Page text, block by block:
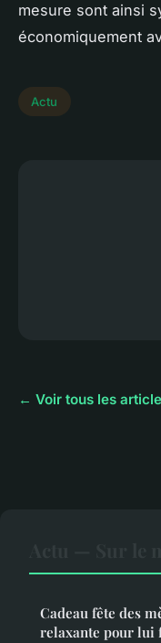
mesure sont ainsi
économiquement
Actu
← Voir tous les
Cadeau fête des
relaxante pour lui